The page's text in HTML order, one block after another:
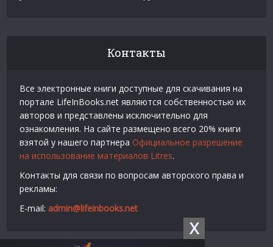
X
Контакты
Все электронные книги доступные для скачивания на
портале LifeInBooks.net являются собственностью их
авторов и представлены исключительно для
ознакомления. На сайте размещено всего 20% книги
взятой у нашего партнера Официальное разрешение
на использование материалов Litres.
Контакты для связи по вопросам авторского права и
рекламы:
E-mail: admin@lifeinbooks.net